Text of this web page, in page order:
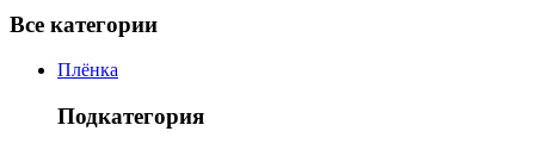
Все категории
Плёнка
Подкатегория